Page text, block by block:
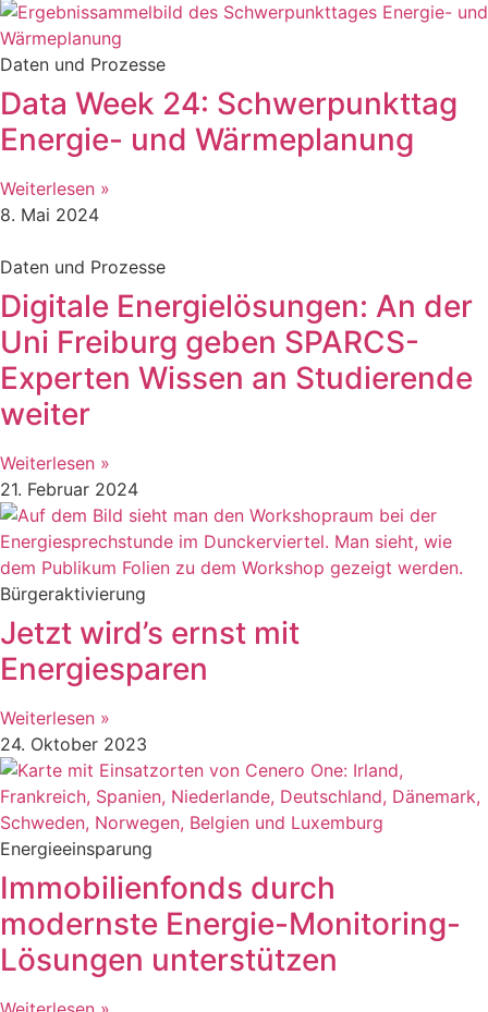
Daten und Prozesse
Data Week 24: Schwerpunkttag
Energie- und Wärmeplanung
Weiterlesen »
8. Mai 2024
Daten und Prozesse
Digitale Energielösungen: An der
Uni Freiburg geben SPARCS-
Experten Wissen an Studierende
weiter
Weiterlesen »
21. Februar 2024
Bürgeraktivierung
Jetzt wird’s ernst mit
Energiesparen
Weiterlesen »
24. Oktober 2023
Energieeinsparung
Immobilienfonds durch
modernste Energie-Monitoring-
Lösungen unterstützen